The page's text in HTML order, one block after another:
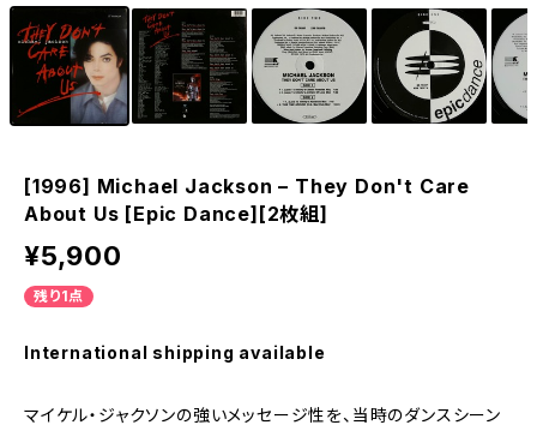
[1996] Michael Jackson – They Don't Care
About Us [Epic Dance][2枚組]
¥5,900
残り1点
International shipping available
マイケル・ジャクソンの強いメッセージ性を、当時のダンスシーン